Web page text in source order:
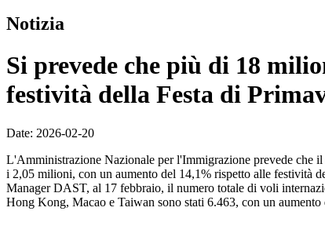
Notizia
Si prevede che più di 18
festività della Festa di
Date: 2026-02-20
L'Amministrazione Nazionale per l'Immigrazione prevede che
i 2,05 milioni, con un aumento del 14,1% rispetto alle festività
Manager DAST, al 17 febbraio, il numero totale di voli
Hong Kong, Macao e Taiwan sono stati 6.463, con un aumento